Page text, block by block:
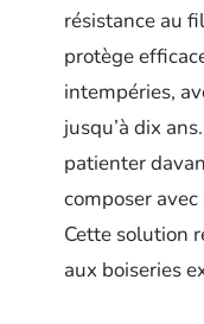
résistance au
protège
intempéries,
jusqu’à dix
patienter
composer
Cette solution
aux boiseries